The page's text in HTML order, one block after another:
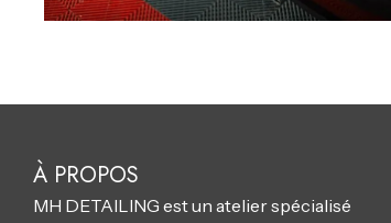
À PROPOS
MH DETAILING est un atelier spécialisé